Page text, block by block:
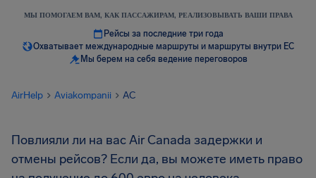
МЫ ПОМОГАЕМ ВАМ, КАК ПАССАЖИРАМ, РЕАЛИЗОВЫВАТЬ ВАШИ ПРАВА
Рейсы за последние три года
Охватывает международные маршруты и маршруты внутри ЕС
Мы берем на себя ведение переговоров
AirHelp Aviakompanii AC
Повлияли ли на вас Air Canada задержки и
отмены рейсов? Если да, вы можете иметь право